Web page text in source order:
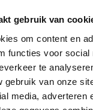
gebruik van
om content en
functies voor social
te
gebruik van onze
media, adverteren